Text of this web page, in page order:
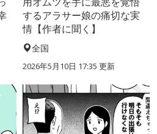
するアラサー娘の痛切な実
情【作者に聞く】
全国
2026年5月10日 17:35 更新